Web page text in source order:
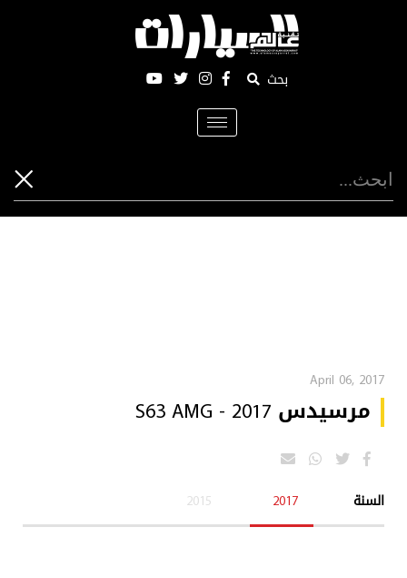
بحث
Toggle
navigation
April 06, 2017
مرسيدس S63 AMG - 2017
السنة 2017
2015